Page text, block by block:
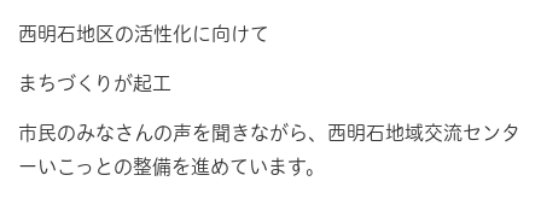
西明石地区の活性化に向けて
まちづくりが起工
市民のみなさんの声を聞きながら、西明石地域交流センタ
ーいこっとの整備を進めています。